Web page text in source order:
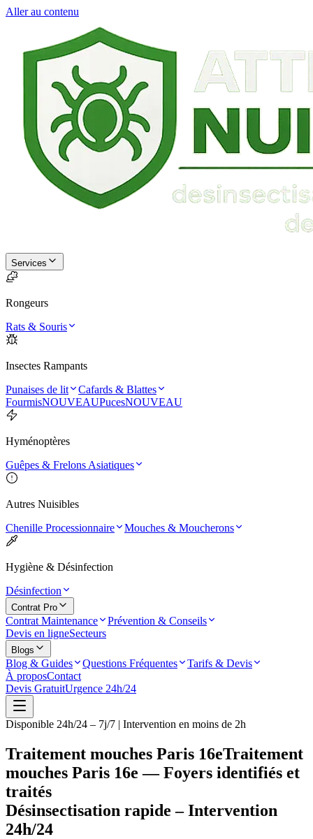
Aller au contenu
Services
Rongeurs
Rats & Souris
Insectes Rampants
Punaises de lit
Cafards & Blattes
FourmisNOUVEAUPucesNOUVEAU
Hyménoptères
Guêpes & Frelons Asiatiques
Autres Nuisibles
Chenille Processionnaire
Mouches & Moucherons
Hygiène & Désinfection
Désinfection
Contrat Pro
Contrat Maintenance
Prévention & Conseils
Devis en ligneSecteurs
Blogs
Blog & Guides Questions Fréquentes
Tarifs & Devis
À proposContact
Devis GratuitUrgence 24h/24
Disponible 24h/24 – 7j/7 | Intervention en moins de 2h
Traitement mouches Paris 16eTraitement
mouches Paris 16e — Foyers identifiés et
traités
Désinsectisation rapide – Intervention
24h/24